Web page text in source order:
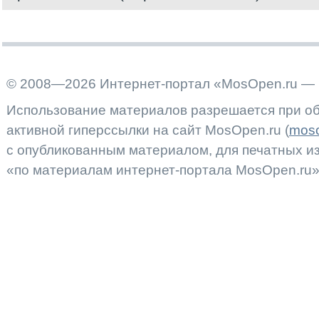
© 2008—2026 Интернет-портал «MosOpen.ru —
Использование материалов разрешается при
активной гиперссылки на сайт MosOpen.ru (
с опубликованным материалом, для печатных
«по материалам интернет-портала